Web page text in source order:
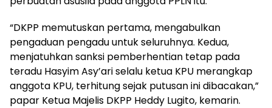
“DKPP memutuskan pertama, mengabulkan
pengaduan pengadu untuk seluruhnya. Kedua,
menjatuhkan sanksi pemberhentian tetap pada
teradu Hasyim Asy’ari selalu ketua KPU merangkap
anggota KPU, terhitung sejak putusan ini dibacakan,”
papar Ketua Majelis DKPP Heddy Lugito, kemarin.